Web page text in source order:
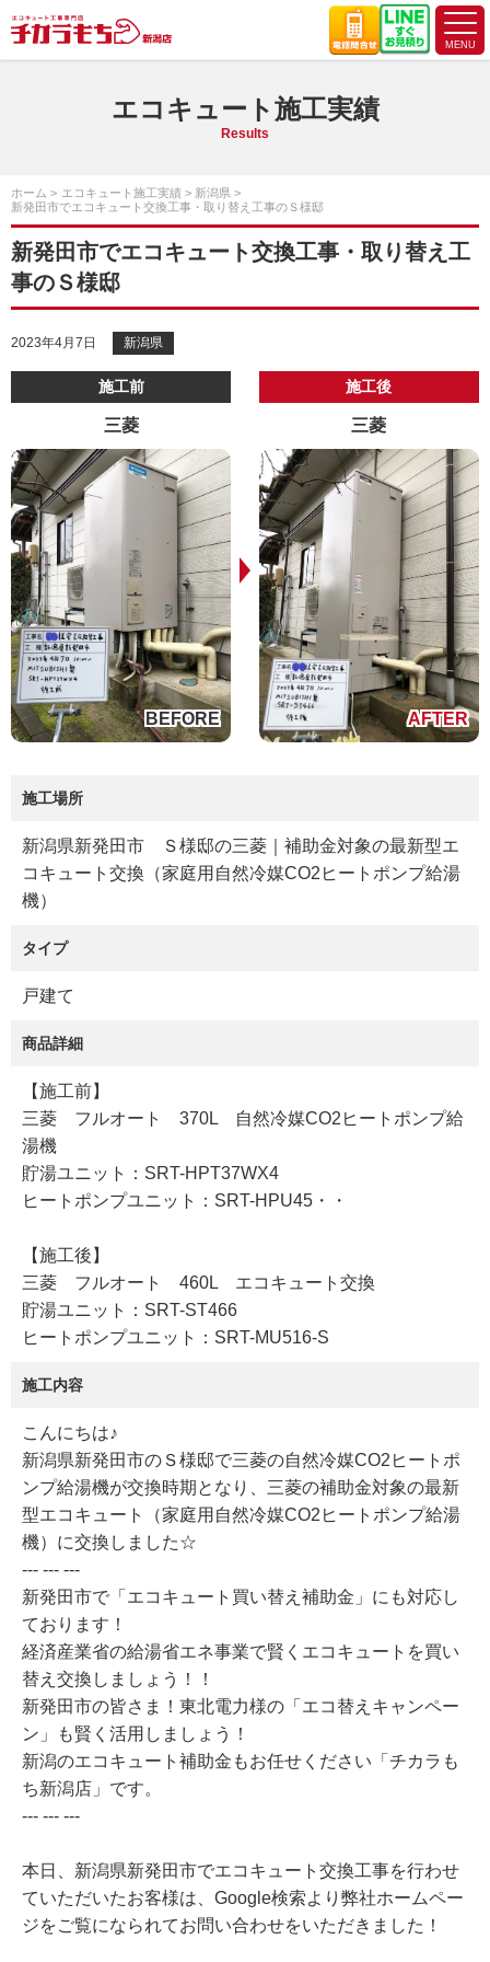
エコキュート施工実績
Results
ホーム エコキュート施工実績
新潟県
新発田市でエコキュート交換工事・取り替え工事のＳ様邸
新発田市でエコキュート交換工事・取り替え工
事のＳ様邸
2023年4月7日 新潟県
施工前
三菱
施工後
三菱
施工場所
新潟県新発田市 Ｓ様邸の三菱｜補助金対象の最新型エ
コキュート交換（家庭用自然冷媒CO2ヒートポンプ給湯
機）
タイプ
戸建て
商品詳細
【施工前】
三菱 フルオート 370L 自然冷媒CO2ヒートポンプ給
湯機
貯湯ユニット：SRT-HPT37WX4
ヒートポンプユニット：SRT-HPU45・・
【施工後】
三菱 フルオート 460L エコキュート交換
貯湯ユニット：SRT-ST466
ヒートポンプユニット：SRT-MU516-S
施工内容
こんにちは♪
新潟県新発田市のＳ様邸で三菱の自然冷媒CO2ヒートポ
ンプ給湯機が交換時期となり、三菱の補助金対象の最新
型エコキュート（家庭用自然冷媒CO2ヒートポンプ給湯
機）に交換しました☆
--- --- ---
新発田市で「エコキュート買い替え補助金」にも対応し
ております！
経済産業省の給湯省エネ事業で賢くエコキュートを買い
替え交換しましょう！！
新発田市の皆さま！東北電力様の「エコ替えキャンペー
ン」も賢く活用しましょう！
新潟のエコキュート補助金もお任せください「チカラも
ち新潟店」です。
--- --- ---
本日、新潟県新発田市でエコキュート交換工事を行わせ
ていただいたお客様は、Google検索より弊社ホームペー
ジをご覧になられてお問い合わせをいただきました！